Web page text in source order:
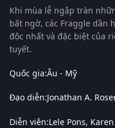
Khi mùa lễ ngập tràn
bất ngờ, các Fraggle dần
độc nhất và đặc biệt của
tuyết.
Quốc gia:Âu - Mỹ
Đạo diễn:Jonathan A.
Diễn viên:Lele Pons